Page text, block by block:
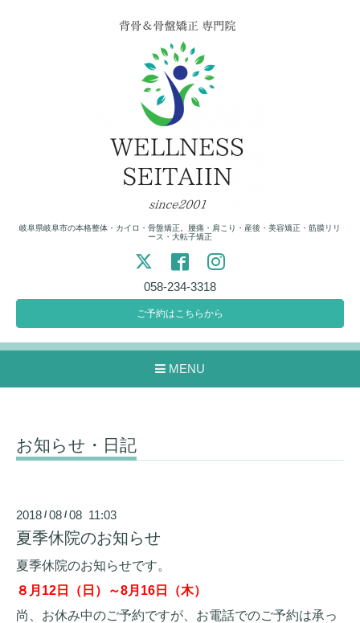
岐阜県岐阜市の本格整体・カイロ・骨盤矯正。腰痛・肩こり・産後・美容矯正・筋膜リリ
ース・大転子矯正
058-234-3318
ご予約はこちらから
MENU
お知らせ・日記
2018 /08 /08 11:03
夏季休院のお知らせ
夏季休院のお知らせです。
８月12日（日）～8月16日（木）
尚、お休み中のご予約ですが、お電話でのご予約は承っ